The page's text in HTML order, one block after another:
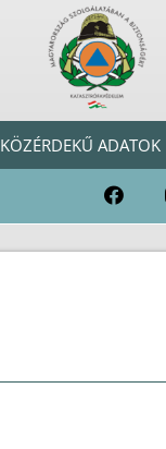
KÖZÉRDEKŰ ADATOK